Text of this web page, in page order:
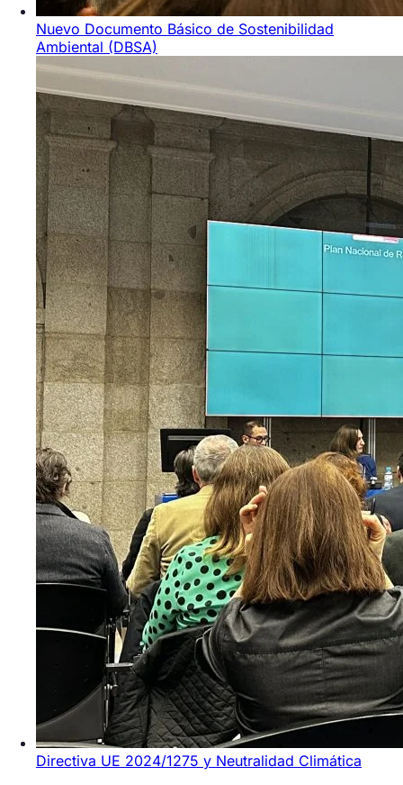
Nuevo Documento Básico de Sostenibilidad
Ambiental (DBSA)
Directiva UE 2024/1275 y Neutralidad Climática